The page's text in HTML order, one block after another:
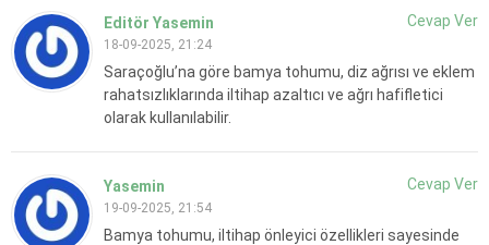
Editör Yasemin
18-09-2025, 21:24
Saraçoğlu’na göre bamya tohumu, diz ağrısı ve eklem
rahatsızlıklarında iltihap azaltıcı ve ağrı hafifletici
olarak kullanılabilir.
Cevap Ver
Yasemin
19-09-2025, 21:54
Bamya tohumu, iltihap önleyici özellikleri sayesinde
Cevap Ver